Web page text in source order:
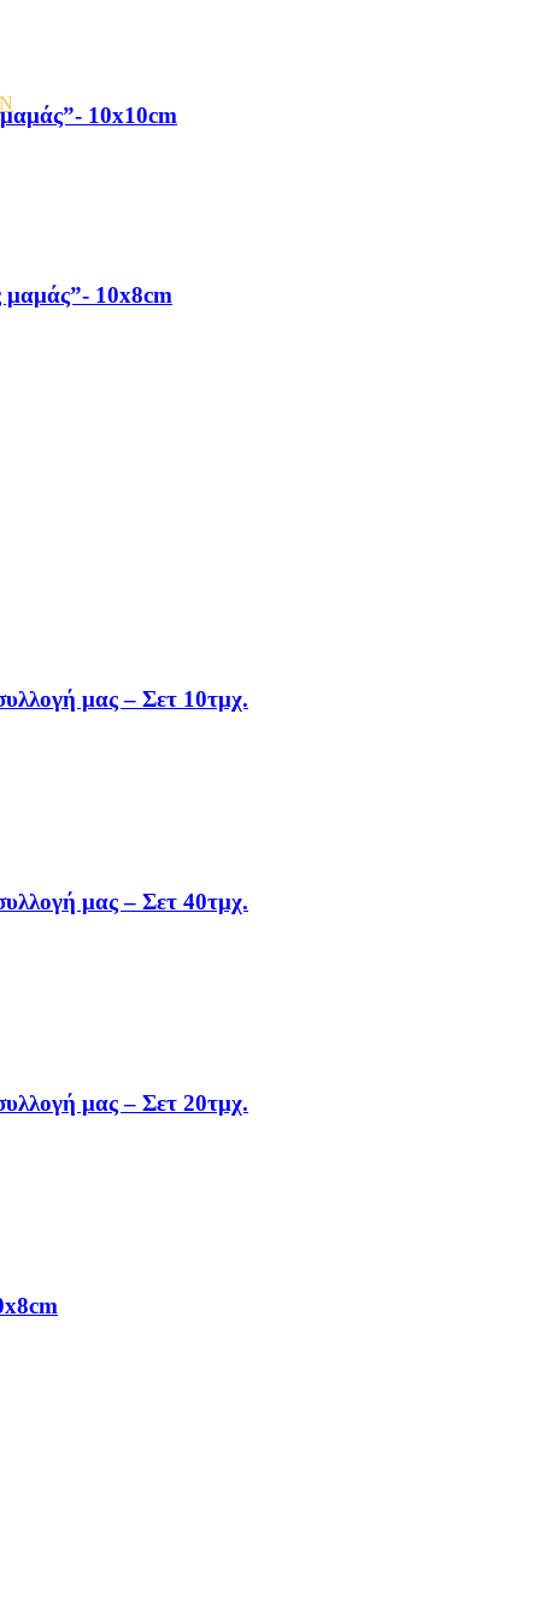
μαμάς”- 10x10cm
μαμάς”- 10x8cm
μας – Σετ 10τμχ.
μας – Σετ 40τμχ.
μας – Σετ 20τμχ.